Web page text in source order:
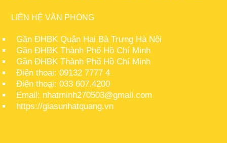
LIÊN HỆ VĂN PHÒNG
Gần ĐHBK Quận Hai Bà Trưng Hà Nội
Gần ĐHBK Thành Phố Hồ Chí Minh
Gần ĐHBK Thành Phố Hồ Chí Minh
Điện thoại: 09132 7777 4
Điện thoại: 033 607.4200
Email: nhatminh270503@gmail.com
https://giasunhatquang.vn